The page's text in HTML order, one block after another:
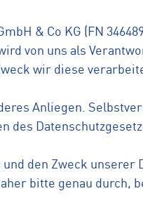
& Co KG (FN
von uns als
wir diese
Anliegen.
den Zweck
bitte genau durch,